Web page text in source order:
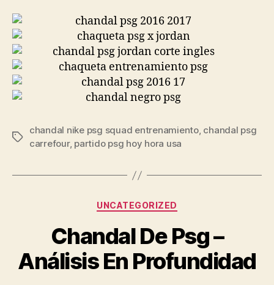
Etiquetas
chandal nike psg squad entrenamiento, chandal psg
carrefour, partido psg hoy hora usa
Categorías
UNCATEGORIZED
Chandal De Psg –
Análisis En Profundidad